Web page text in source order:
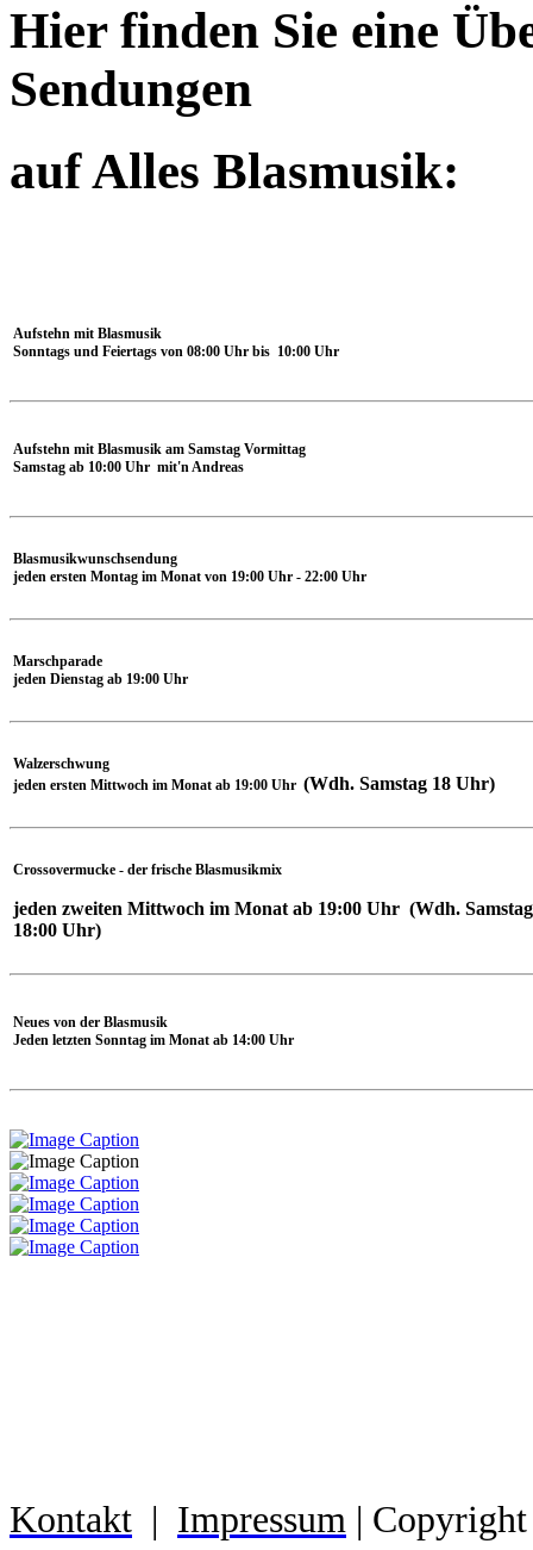
Hier finden Sie eine
Sendungen
auf Alles Blasmusik:
Aufstehn mit Blasmusik
Sonntags und Feiertags von 08:00 Uhr bis 10:00 Uhr
Aufstehn mit Blasmusik am Samstag Vormittag
Samstag ab 10:00 Uhr mit'n Andreas
Blasmusikwunschsendung
jeden ersten Montag im Monat von 19:00 Uhr - 22:00 Uhr
Marschparade
jeden Dienstag ab 19:00 Uhr
Walzerschwung
jeden ersten Mittwoch im Monat ab 19:00 Uhr (Wdh. Samstag 18 Uhr)
Crossovermucke - der frische Blasmusikmix
jeden zweiten Mittwoch im Monat ab 19:00 Uhr (Wdh. Samstag
18:00 Uhr)
Neues von der Blasmusik
Jeden letzten Sonntag im Monat ab 14:00 Uhr
Kontakt | Impressum |